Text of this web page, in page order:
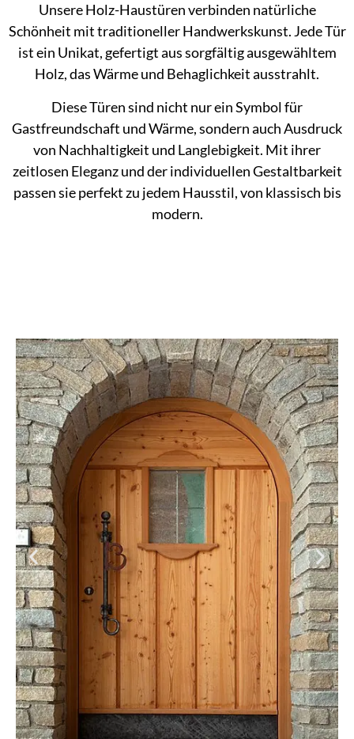
Unsere Holz-Haustüren verbinden natürliche
Schönheit mit traditioneller Handwerkskunst. Jede Tür
ist ein Unikat, gefertigt aus sorgfältig ausgewähltem
Holz, das Wärme und Behaglichkeit ausstrahlt.
Diese Türen sind nicht nur ein Symbol für
Gastfreundschaft und Wärme, sondern auch Ausdruck
von Nachhaltigkeit und Langlebigkeit. Mit ihrer
zeitlosen Eleganz und der individuellen Gestaltbarkeit
passen sie perfekt zu jedem Hausstil, von klassisch bis
modern.